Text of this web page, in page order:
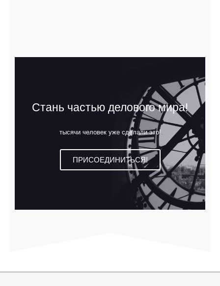
Стань частью делового мира!
тысячи человек уже сделали это!
ПРИСОЕДИНИТЬСЯ!